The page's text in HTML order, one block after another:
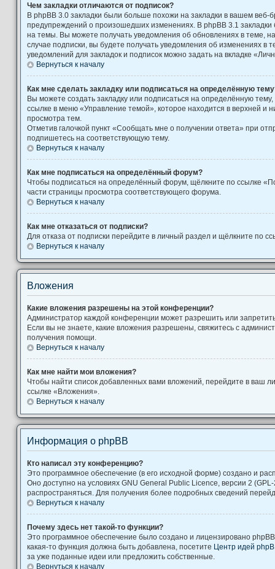
Чем закладки отличаются от подписок?
В phpBB 3.0 закладки были больше похожи на закладки в вашем веб-
предупреждений о произошедших изменениях. В phpBB 3.1
на темы. Вы можете получать уведомления об обновлениях в теме,
случае подписки, вы будете получать уведомления об изменениях в
уведомлений для закладок и подписок можно задать на вкладке
Вернуться к началу
Как мне сделать закладку или подписаться на определённую
Вы можете создать закладку или подписаться на определённую
ссылке в меню «Управление темой», которое находится в верхней и
просмотра тем.
Отметив галочкой пункт «Сообщать мне о получении ответа» при
подпишетесь на соответствующую тему.
Вернуться к началу
Как мне подписаться на определённый форум?
Чтобы подписаться на определённый форум, щёлкните по ссылке
части страницы просмотра соответствующего форума.
Вернуться к началу
Как мне отказаться от подписки?
Для отказа от подписки перейдите в личный раздел и щёлкните по
Вернуться к началу
Вложения
Какие вложения разрешены на этой конференции?
Администратор каждой конференции может разрешить или
Если вы не знаете, какие вложения разрешены, свяжитесь с
получения помощи.
Вернуться к началу
Как мне найти мои вложения?
Чтобы найти список добавленных вами вложений, перейдите в ваш
ссылке «Вложения».
Вернуться к началу
Информация о phpBB
Кто написал эту конференцию?
Это программное обеспечение (в его исходной форме) создано и
Оно доступно на условиях GNU General Public Licence, версии 2
распространяться. Для получения более подробных сведений
Вернуться к началу
Почему здесь нет такой-то функции?
Это программное обеспечение было создано и лицензировано
какая-то функция должна быть добавлена, посетите Центр идей
за уже поданные идеи или предложить собственные.
Вернуться к началу